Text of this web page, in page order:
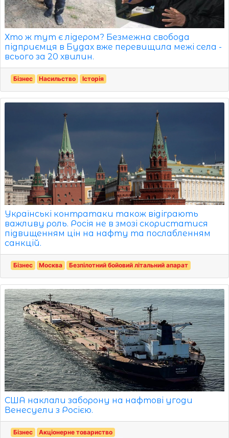
Хто ж тут є лідером? Безмежна свобода
підприємця в Будах вже перевищила межі села -
всього за 20 хвилин.
Бізнес Насильство Історія
Українські контратаки також відіграють
важливу роль. Росія не в змозі скористатися
підвищенням цін на нафту та послабленням
санкцій.
Бізнес Москва Безпілотний бойовий літальний апарат
США наклали заборону на нафтові угоди
Венесуели з Росією.
Бізнес
Акціонерне товариство